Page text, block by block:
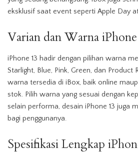
eksklusif saat event seperti Apple Day
Varian dan Warna
iPhone 13 hadir dengan pilihan warna
Starlight, Blue, Pink, Green, dan Product
warna tersedia di iBox, baik online
stok. Pilih warna yang sesuai dengan
selain performa, desain iPhone 13 juga
bagi penggunanya.
Spesifikasi Lengkap